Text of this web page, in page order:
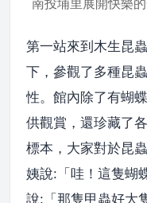
第一站來到木生昆
下，參觀了多種昆
性。館內除了有蝴
供觀賞，還珍藏了
標本，大家對於昆
姨說:「哇！這隻蝴
說:「那隻甲蟲好大